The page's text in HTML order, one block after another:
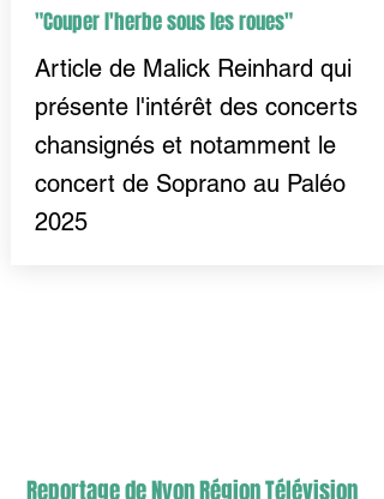
"Couper l'herbe sous les roues"
Article de Malick Reinhard qui
présente l'intérêt des concerts
chansignés et notamment le
concert de Soprano au Paléo
2025
Reportage de Nyon Région Télévision